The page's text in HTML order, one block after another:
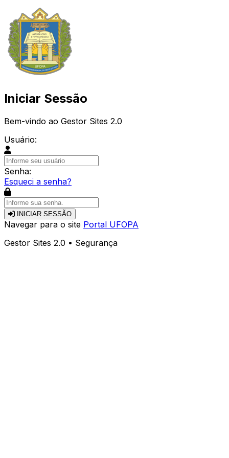
Iniciar Sessão
Bem-vindo ao Gestor Sites 2.0
Usuário:
Senha:
Esqueci a senha?
INICIAR SESSÃO
Navegar para o site Portal UFOPA
Gestor Sites 2.0 • Segurança